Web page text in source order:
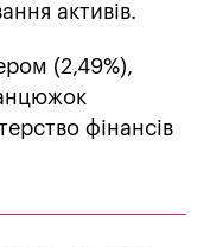
активів.
(2,49%),
фінансів